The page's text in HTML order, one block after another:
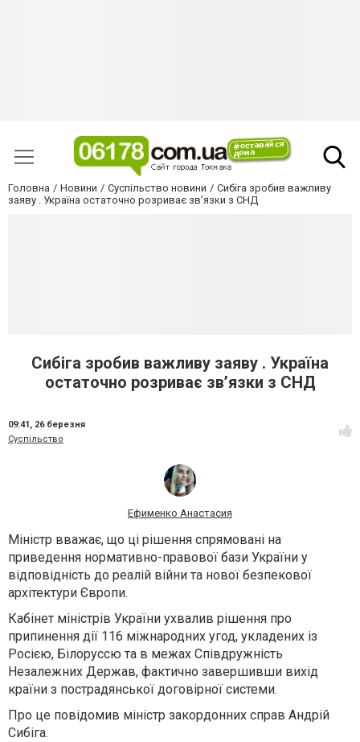
Головна Новини Суспільство новини
Сибіга зробив важливу
заяву . Україна остаточно розриває звʼязки з СНД
Сибіга зробив важливу заяву . Україна
остаточно розриває звʼязки з СНД
09:41, 26 березня
Суспільство
Ефименко Анастасия
Міністр вважає, що ці рішення спрямовані на
приведення нормативно-правової бази України у
відповідність до реалій війни та нової безпекової
архітектури Європи.
Кабінет міністрів України ухвалив рішення про
припинення дії 116 міжнародних угод, укладених із
Росією, Білоруссю та в межах Співдружність
Незалежних Держав, фактично завершивши вихід
країни з пострадянської договірної системи.
Про це повідомив міністр закордонних справ Андрій
Сибіга.